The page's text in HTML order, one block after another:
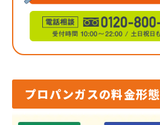
プロパンガスの料金形態